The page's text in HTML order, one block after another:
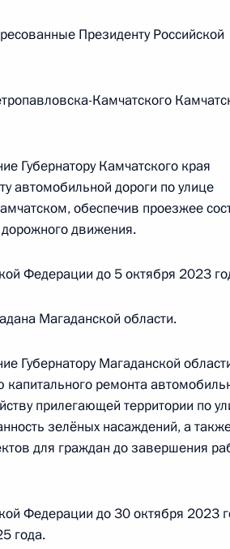
по итогам личного приёма в
области, проведённого по
Российской Федерации по
по итогам личного приёма в
заместителем Руководителя
Алексеем Громовым
по приёму граждан в Москве
Президенту Российской
Камчатского
Губернатору Камчатского края
автомобильной дороги по улице
обеспечив проезжее
движения.
Федерации до 5 октября 2023
Магаданской области.
Губернатору Магаданской
ремонта
прилегающей территории по
зелёных насаждений, а
для граждан до завершения
Федерации до 30 октября 2023
года.